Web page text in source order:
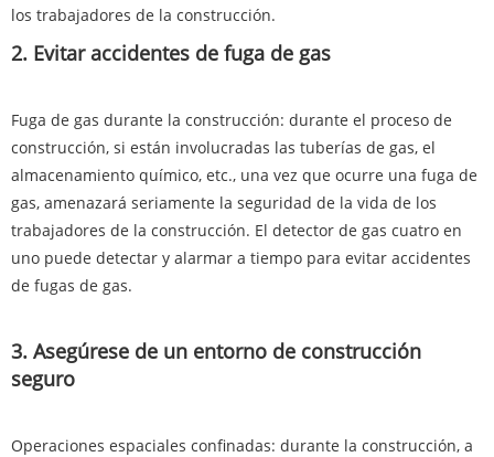
los trabajadores de la construcción.
2. Evitar accidentes de fuga de gas
Fuga de gas durante la construcción: durante el proceso de
construcción, si están involucradas las tuberías de gas, el
almacenamiento químico, etc., una vez que ocurre una fuga de
gas, amenazará seriamente la seguridad de la vida de los
trabajadores de la construcción. El detector de gas cuatro en
uno puede detectar y alarmar a tiempo para evitar accidentes
de fugas de gas.
3. Asegúrese de un entorno de construcción
seguro
Operaciones espaciales confinadas: durante la construcción, a